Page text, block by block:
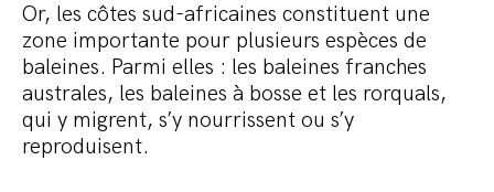
Or, les côtes sud-africaines constituent une
zone importante pour plusieurs espèces de
baleines. Parmi elles : les baleines franches
australes, les baleines à bosse et les rorquals,
qui y migrent, s’y nourrissent ou s’y
reproduisent.